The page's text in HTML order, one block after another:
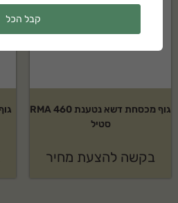
גוף מכסחת דשא נטענת RMA 460
סטיל
בקשה להצעת מחיר
קבל הכל